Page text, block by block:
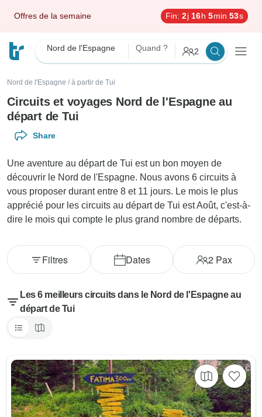
Offres de la semaine Fin: 2j 16h 5min 52s
Nord de l'Espagne Quand ? 2
Nord de l'Espagne / à partir de Tui
Circuits et voyages Nord de l'Espagne au
départ de Tui
Share
Une aventure au départ de Tui est un bon moyen de
découvrir le Nord de l'Espagne. Nous avons 6 circuits à
vous proposer durant entre 8 et 11 jours. Le mois le plus
apprécié pour les circuits au départ de Tui est Août, c'est-à-
dire le mois qui compte le plus grand nombre de départs.
Dates 2Pax
Filtres
Les 6 meilleurs circuits dans le Nord de l'Espagne au
départ de Tui